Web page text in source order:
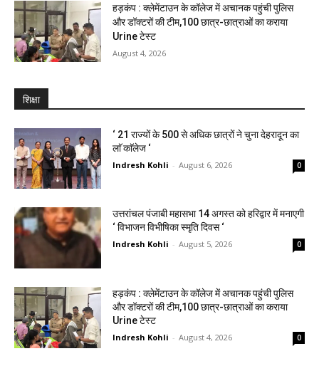
हड़कंप : क्लेमेंटाउन के कॉलेज में अचानक पहुंची पुलिस
और डॉक्टरों की टीम,100 छात्र-छात्राओं का कराया
Urine टेस्ट
August 4, 2026
शिक्षा
‘ 21 राज्यों के 500 से अधिक छात्रों ने चुना देहरादून का
लाॅ काॅलेज ‘
Indresh Kohli - August 6, 2026 0
उत्तरांचल पंजाबी महासभा 14 अगस्त को हरिद्वार में मनाएगी
‘ विभाजन विभीषिका स्मृति दिवस ‘
Indresh Kohli - August 5, 2026 0
हड़कंप : क्लेमेंटाउन के कॉलेज में अचानक पहुंची पुलिस
और डॉक्टरों की टीम,100 छात्र-छात्राओं का कराया
Urine टेस्ट
Indresh Kohli - August 4, 2026 0